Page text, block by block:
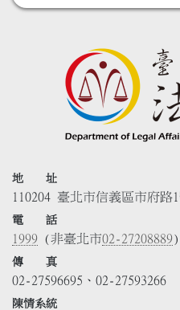
地 址
110204 臺北市信義區市府路
電 話
1999 (非臺北市02-27208889)
傳 真
02-27596695、02-27593266
陳情系統